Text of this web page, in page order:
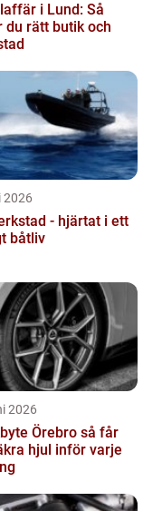
i Lund: Så
du rätt butik och
2026
- hjärtat i ett
båtliv
2026
Örebro så får
hjul inför varje